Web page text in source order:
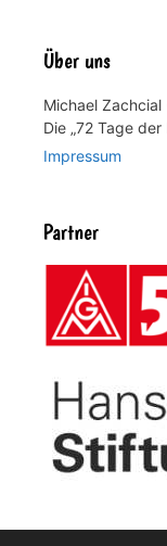
Über uns
Michael Zachcial
Die „72 Tage der
Impressum
Partner